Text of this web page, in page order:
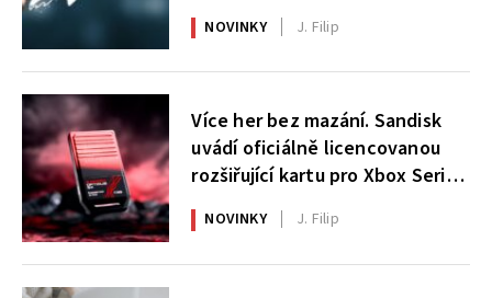
NOVINKY J. Filip
Více her bez mazání. Sandisk
uvádí oficiálně licencovanou
rozšiřující kartu pro Xbox Series
X|S
NOVINKY J. Filip